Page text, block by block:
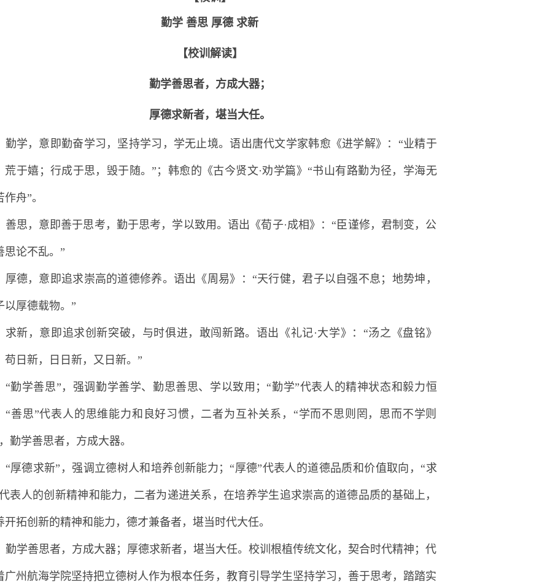
勤学 善思 厚德 求新
【校训解读】
勤学善思者，方成大器；
厚德求新者，堪当大任。
勤学，意即勤奋学习，坚持学习，学无止境。语出唐代文学家韩愈《进学解》：“业精于
荒于嬉；行成于思，毁于随。”；韩愈的《古今贤文·劝学篇》“书山有路勤为径，学海无
作舟”。
善思，意即善于思考，勤于思考，学以致用。语出《荀子·成相》：“臣谨修，君制变，公
思论不乱。”
厚德，意即追求崇高的道德修养。语出《周易》：“天行健，君子以自强不息；地势坤，
以厚德载物。”
求新，意即追求创新突破，与时俱进，敢闯新路。语出《礼记·大学》：“汤之《盘铭》
苟日新，日日新，又日新。”
“勤学善思”，强调勤学善学、勤思善思、学以致用；“勤学”代表人的精神状态和毅力恒
“善思”代表人的思维能力和良好习惯，二者为互补关系，“学而不思则罔，思而不学则
勤学善思者，方成大器。
“厚德求新”，强调立德树人和培养创新能力；“厚德”代表人的道德品质和价值取向，“求
表人的创新精神和能力，二者为递进关系，在培养学生追求崇高的道德品质的基础上，
开拓创新的精神和能力，德才兼备者，堪当时代大任。
勤学善思者，方成大器；厚德求新者，堪当大任。校训根植传统文化，契合时代精神；代
广州航海学院坚持把立德树人作为根本任务，教育引导学生坚持学习，善于思考，踏踏实